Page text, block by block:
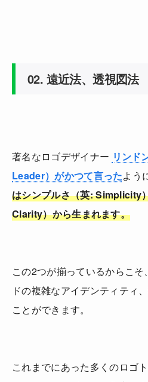
02. 遠近法、透視図法
著名なロゴデザイナー リンド
Leader）がかつて言ったよう
はシンプルさ（英: Simplicity
Clarity）から生まれます。
この2つが揃っているからこ
ドの複雑なアイデンティティ
ことができます。
これまでにあった多くのロゴ